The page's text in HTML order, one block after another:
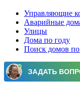
Главное меню
Управляющие
Аварийные
Улицы
Дома по году
Поиск домов